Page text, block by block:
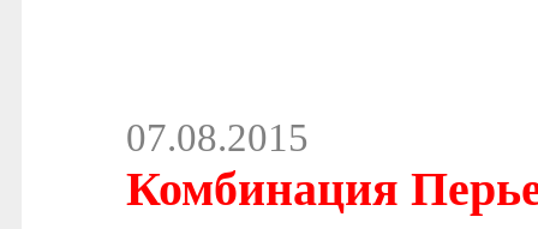
07.08.2015
Комбинация